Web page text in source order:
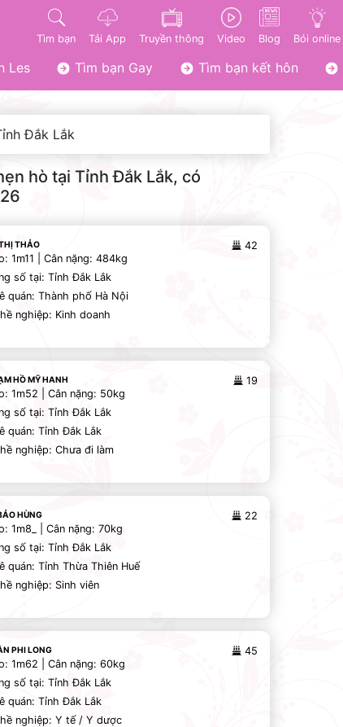
Tìm bạn Tải App Truyền thông Video Blog Bói online
Les Tìm bạn Gay Tìm bạn kết hôn
Đắk Lắk
hò tại Tỉnh Đắk Lắk, có
THẢO
42
1m11 | Cân nặng: 484kg
số tại: Tỉnh Đắk Lắk
quán: Thành phố Hà Nội
nghiệp: Kinh doanh
HỒ MỸ HANH
19
1m52 | Cân nặng: 50kg
số tại: Tỉnh Đắk Lắk
quán: Tỉnh Đắk Lắk
nghiệp: Chưa đi làm
HÙNG
22
1m8_ | Cân nặng: 70kg
số tại: Tỉnh Đắk Lắk
quán: Tỉnh Thừa Thiên Huế
nghiệp: Sinh viên
PHI LONG
45
1m62 | Cân nặng: 60kg
số tại: Tỉnh Đắk Lắk
quán: Tỉnh Đắk Lắk
nghiệp: Y tế / Y dược